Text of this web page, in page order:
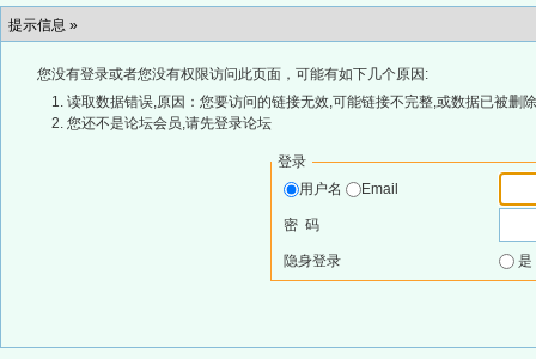
提示信息 »
您没有登录或者您没有权限访问此页面，可能有如下几个原因:
读取数据错误,原因：您要访问的链接无效,可能链接不完整,或数据已被删
您还不是论坛会员,请先登录论坛
登录
用户名
Email
密 码
隐身登录